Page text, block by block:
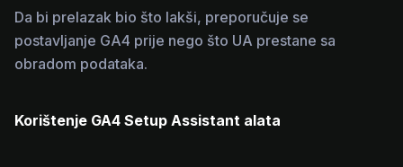
Da bi prelazak bio što lakši, preporučuje se
postavljanje GA4 prije nego što UA prestane sa
obradom podataka.
Korištenje GA4 Setup Assistant alata